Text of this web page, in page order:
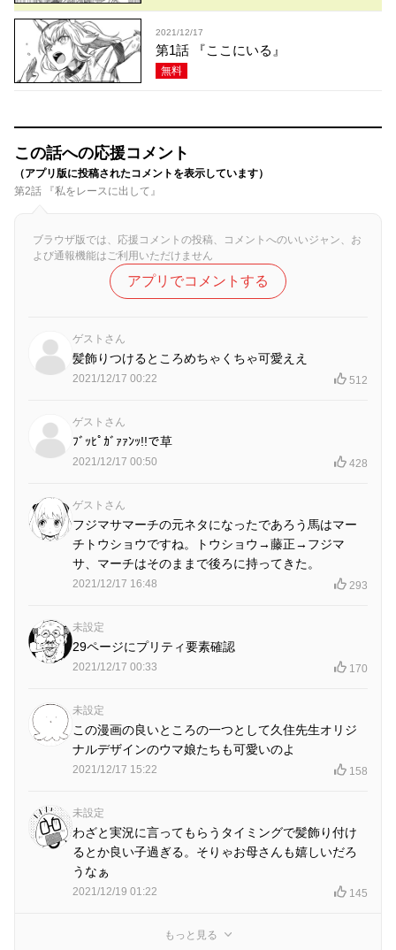
2021/12/17
第1話 『ここにいる』
無料
この話への応援コメント
（アプリ版に投稿されたコメントを表示しています）
第2話 『私をレースに出して』
ブラウザ版では、応援コメントの投稿、コメントへのいいジャン、お
よび通報機能はご利用いただけません
アプリでコメントする
ゲストさん
髪飾りつけるところめちゃくちゃ可愛ええ
2021/12/17 00:22 512
ゲストさん
ﾌﾞｯﾋﾟｶﾞｧｧﾝｯ!!で草
2021/12/17 00:50 428
ゲストさん
フジマサマーチの元ネタになったであろう馬はマー
チトウショウですね。トウショウ→藤正→フジマ
サ、マーチはそのままで後ろに持ってきた。
2021/12/17 16:48 293
未設定
29ページにプリティ要素確認
2021/12/17 00:33 170
未設定
この漫画の良いところの一つとして久住先生オリジ
ナルデザインのウマ娘たちも可愛いのよ
2021/12/17 15:22 158
未設定
わざと実況に言ってもらうタイミングで髪飾り付け
るとか良い子過ぎる。そりゃお母さんも嬉しいだろ
うなぁ
2021/12/19 01:22 145
もっと見る